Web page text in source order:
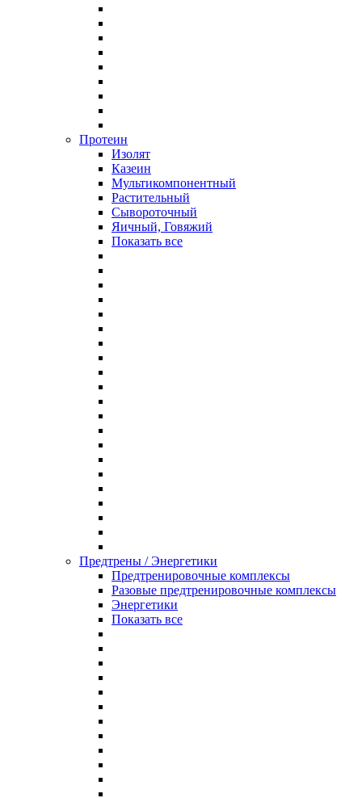
Протеин
Изолят
Казеин
Мультикомпонентный
Растительный
Сывороточный
Яичный, Говяжий
Показать все
Предтрены / Энергетики
Предтренировочные комплексы
Разовые предтренировочные комплексы
Энергетики
Показать все